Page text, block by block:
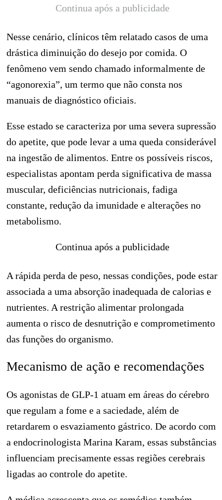
Continua após a publicidade
Nesse cenário, clínicos têm relatado casos de uma
drástica diminuição do desejo por comida. O
fenômeno vem sendo chamado informalmente de
“agonorexia”, um termo que não consta nos
manuais de diagnóstico oficiais.
Esse estado se caracteriza por uma severa supressão
do apetite, que pode levar a uma queda considerável
na ingestão de alimentos. Entre os possíveis riscos,
especialistas apontam perda significativa de massa
muscular, deficiências nutricionais, fadiga
constante, redução da imunidade e alterações no
metabolismo.
Continua após a publicidade
A rápida perda de peso, nessas condições, pode estar
associada a uma absorção inadequada de calorias e
nutrientes. A restrição alimentar prolongada
aumenta o risco de desnutrição e comprometimento
das funções do organismo.
Mecanismo de ação e recomendações
Os agonistas de GLP-1 atuam em áreas do cérebro
que regulam a fome e a saciedade, além de
retardarem o esvaziamento gástrico. De acordo com
a endocrinologista Marina Karam, essas substâncias
influenciam precisamente essas regiões cerebrais
ligadas ao controle do apetite.